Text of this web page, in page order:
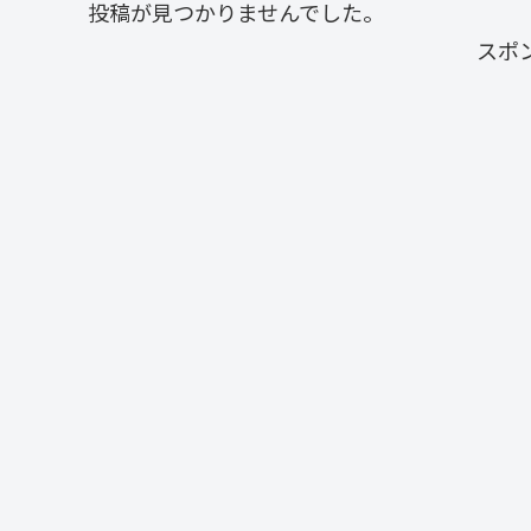
投稿が見つかりませんでした。
スポ